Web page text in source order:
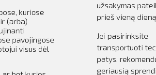
kuriose
(arba)
pavojingose
visus dėl
užsakymas
prieš vieną
Jei pasirinksite
transportuoti
patys,
geriausią